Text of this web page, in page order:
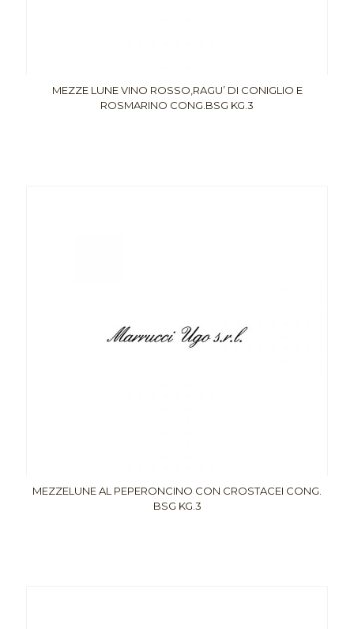
MEZZE LUNE VINO ROSSO,RAGU’ DI CONIGLIO E
ROSMARINO CONG.BSG KG.3
MEZZELUNE AL PEPERONCINO CON CROSTACEI CONG.
BSG KG.3